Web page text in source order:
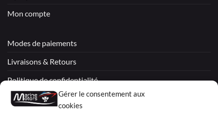
Gérer le consentement aux
cookies
Mon compte
Modes de paiements
Livraisons & Retours
Politique de confidentialité
Mentions légales